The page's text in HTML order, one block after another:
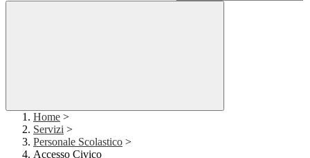
Home >
Servizi >
Personale Scolastico >
Accesso Civico